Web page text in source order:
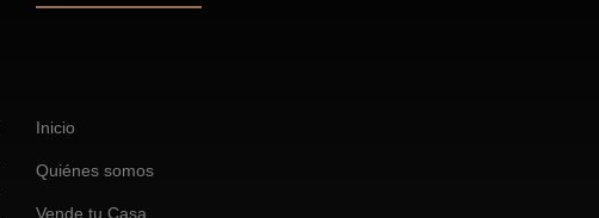
Inicio
Quiénes somos
Vende tu Casa